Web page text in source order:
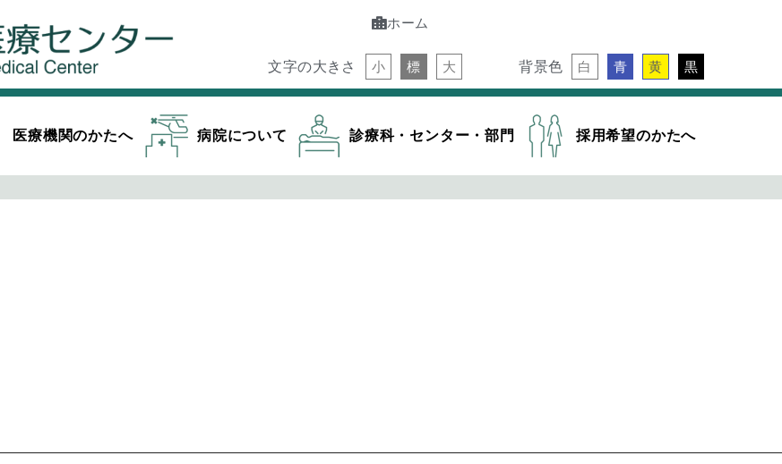
ホーム
文字の大きさ 小 標 大 背景色 白 青 黄 黒
医療機関のかたへ 病院について 診療科・センター・部門 採用希望のかたへ